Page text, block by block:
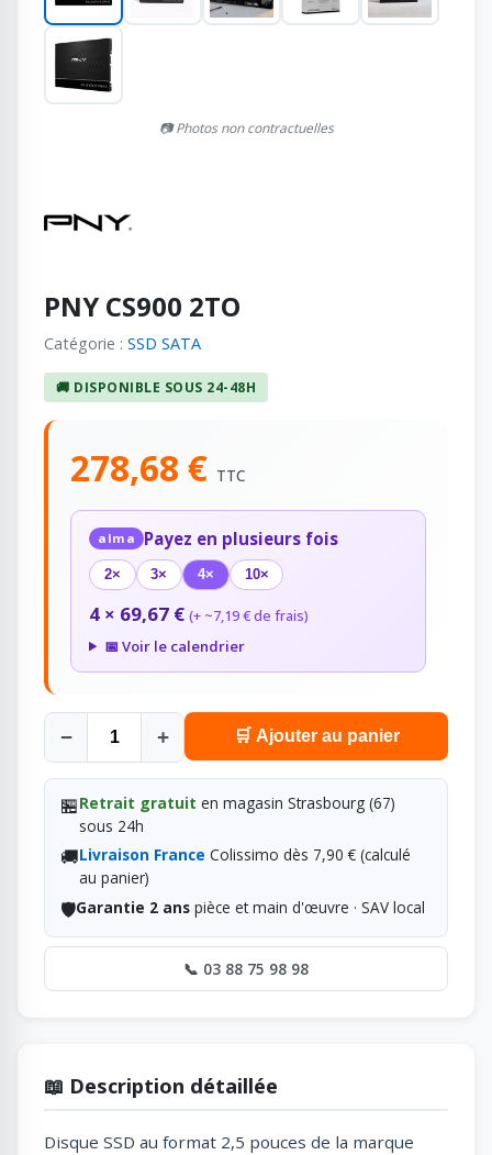
📷 Photos non contractuelles
PNY CS900 2TO
Catégorie : SSD SATA
🚚 DISPONIBLE SOUS 24-48H
278,68 € TTC
alma Payez en plusieurs fois
2× 3× 4× 10×
4 × 69,67 € (+ ~7,19 € de frais)
📅 Voir le calendrier
− + 🛒 Ajouter au panier
🏪Retrait gratuit en magasin Strasbourg (67)
sous 24h
🚚Livraison France Colissimo dès 7,90 € (calculé
au panier)
🛡️Garantie 2 anspièce et main d'œuvre · SAV local
📞 03 88 75 98 98
📖 Description détaillée
Disque SSD au format 2,5 pouces de la marque